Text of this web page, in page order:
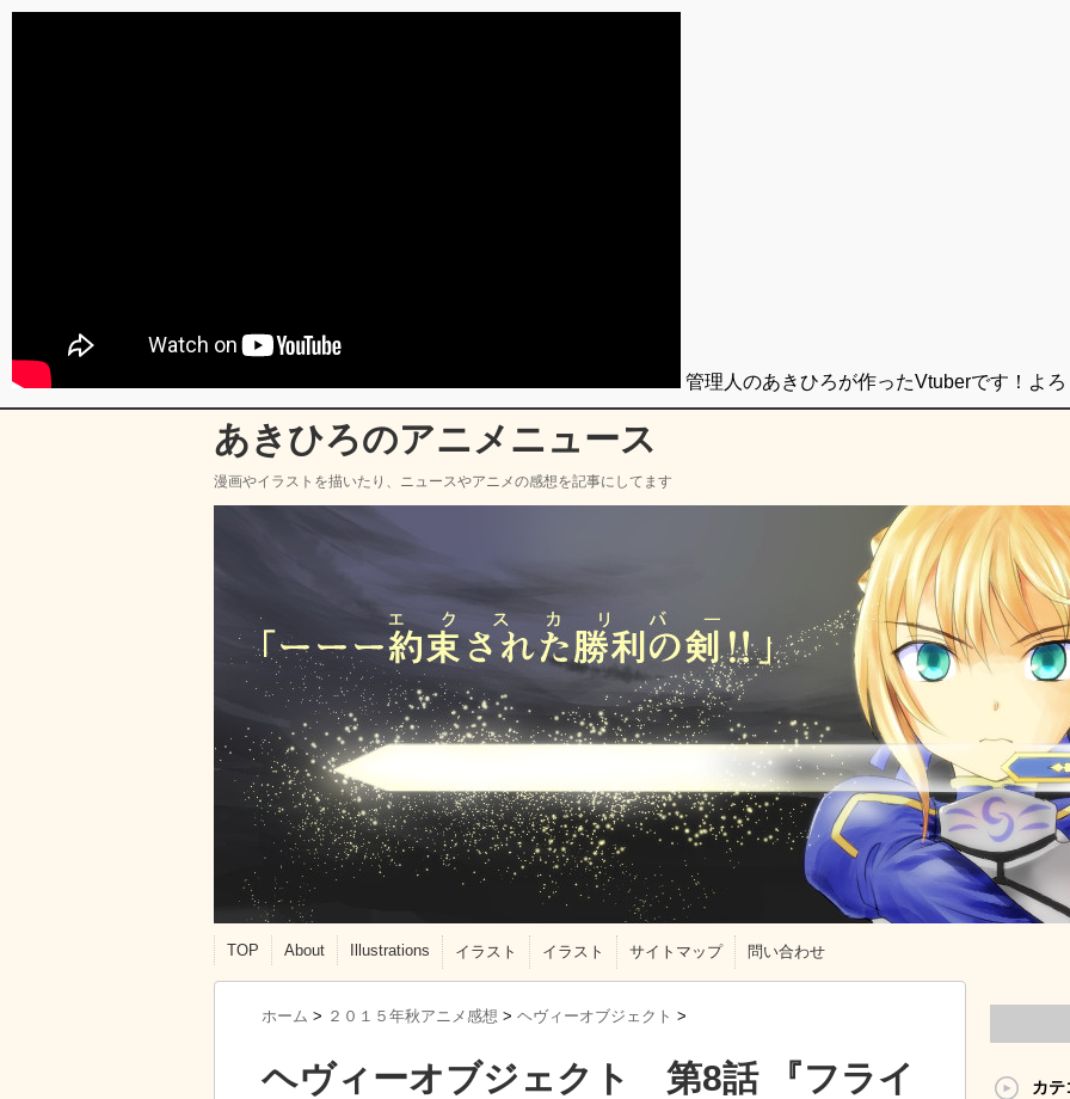
あきひろのアニメニュース
漫画やイラストを描いたり、ニュースやアニメの感想を記事にしてます
TOP About Illustrations イラスト イラスト サイトマップ 問い合わせ
ホーム > ２０１５年秋アニメ感想 > ヘヴィーオブジェクト >
ヘヴィーオブジェクト 第8話 『フライ
カテ
管理人のあきひろが作ったVtuberです！よ